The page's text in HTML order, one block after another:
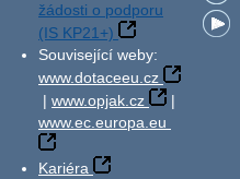
žádosti o podporu
(IS KP21+)
Související weby:
www.dotaceeu.cz
| www.opjak.cz
|
www.ec.europa.eu
Kariéra